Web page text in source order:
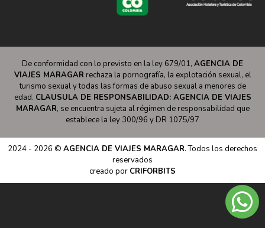
De conformidad con lo previsto en la ley 679/01, AGENCIA DE
VIAJES MARAGAR rechaza la pornografía, la explotación sexual, el
turismo sexual y todas las formas de abuso sexual a menores de
edad. CLAUSULA DE RESPONSABILIDAD: AGENCIA DE VIAJES
MARAGAR, se encuentra sujeta al régimen de responsabilidad que
establece la ley 300/96 y DR 1075/97
2024 - 2026 © AGENCIA DE VIAJES MARAGAR. Todos los derechos
reservados
creado por CRIFORBITS